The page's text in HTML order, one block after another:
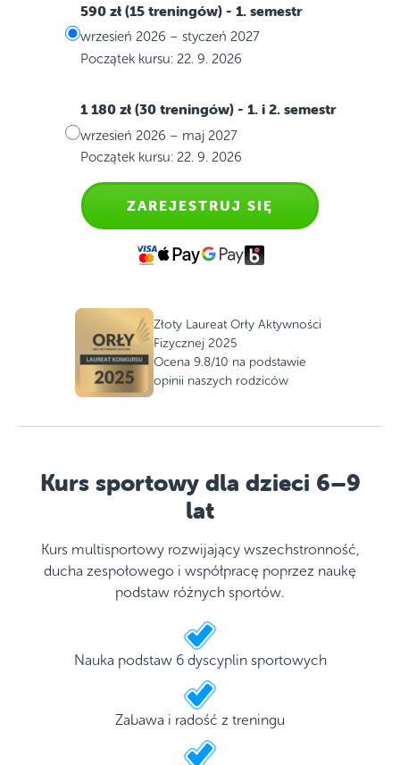
590 zł (15 treningów) - 1. semestr
wrzesień 2026 – styczeń 2027
Początek kursu: 22. 9. 2026
1 180 zł (30 treningów) - 1. i 2. semestr
wrzesień 2026 – maj 2027
Początek kursu: 22. 9. 2026
ZAREJESTRUJ SIĘ
Złoty Laureat Orły Aktywności
Fizycznej 2025
Ocena 9.8/10 na podstawie
opinii naszych rodziców
Kurs sportowy dla dzieci 6–9
lat
Kurs multisportowy rozwijający wszechstronność,
ducha zespołowego i współpracę poprzez naukę
podstaw różnych sportów.
Nauka podstaw 6 dyscyplin sportowych
Zabawa i radość z treningu